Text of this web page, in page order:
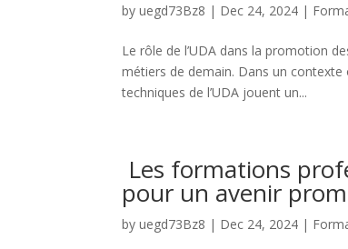
byuegd73Bz8 | Dec 24, 2024 |
Le rôle de l’UDA dans la promotion
métiers de demain. Dans un
techniques de l’UDA jouent un...
Les formations
pour un avenir
byuegd73Bz8 | Dec 24, 2024 |